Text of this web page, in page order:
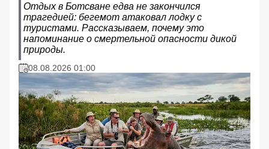
Отдых в Ботсване едва не закончился
трагедией: бегемот атаковал лодку с
туристами. Рассказываем, почему это
напоминание о смертельной опасности дикой
природы.
08.08.2026 01:00